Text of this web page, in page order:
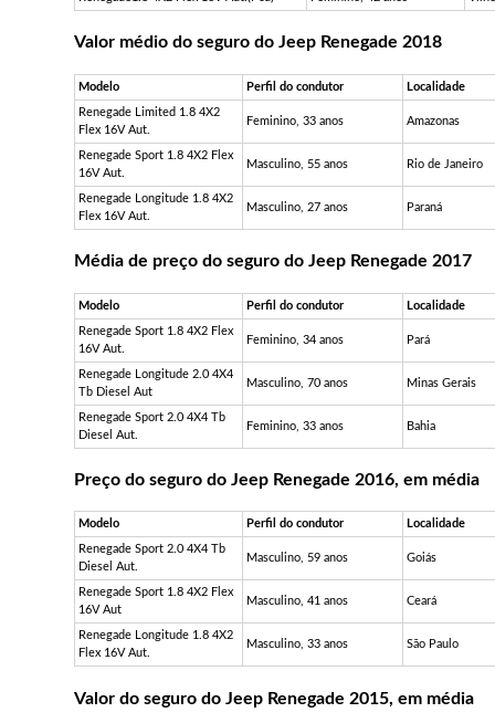
Valor médio do seguro do Jeep Renegade 2018
Modelo Perfil do condutor Localidade
Renegade Limited 1.8 4X2
Flex 16V Aut.
Feminino, 33 anos Amazonas
Renegade Sport 1.8 4X2 Flex
16V Aut.
Masculino, 55 anos Rio de Janeiro
Renegade Longitude 1.8 4X2
Flex 16V Aut.
Masculino, 27 anos Paraná
Média de preço do seguro do Jeep Renegade 2017
Modelo Perfil do condutor Localidade
Renegade Sport 1.8 4X2 Flex
16V Aut.
Feminino, 34 anos Pará
Renegade Longitude 2.0 4X4
Tb Diesel Aut
Masculino, 70 anos Minas Gerais
Renegade Sport 2.0 4X4 Tb
Diesel Aut.
Feminino, 33 anos Bahia
Preço do seguro do Jeep Renegade 2016, em média
Modelo Perfil do condutor Localidade
Renegade Sport 2.0 4X4 Tb
Diesel Aut.
Masculino, 59 anos Goiás
Renegade Sport 1.8 4X2 Flex
16V Aut
Masculino, 41 anos Ceará
Renegade Longitude 1.8 4X2
Flex 16V Aut.
Masculino, 33 anos São Paulo
Valor do seguro do Jeep Renegade 2015, em média